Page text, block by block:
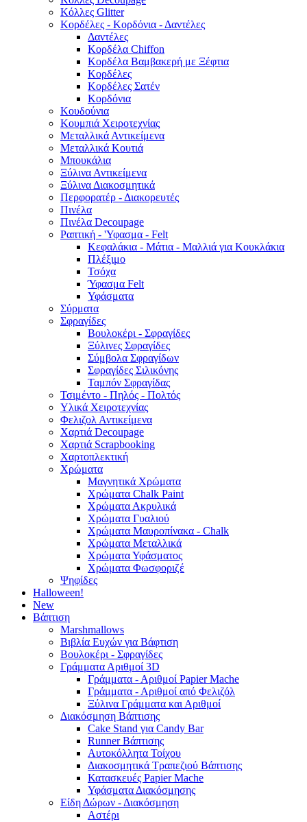
Κόλλες Glitter
Κορδέλες - Κορδόνια - Δαντέλες
Δαντέλες
Κορδέλα Chiffon
Κορδέλα Βαμβακερή με Ξέφτια
Κορδέλες
Κορδέλες Σατέν
Κορδόνια
Κουδούνια
Κουμπιά Χειροτεχνίας
Μεταλλικά Αντικείμενα
Μεταλλικά Κουτιά
Μπουκάλια
Ξύλινα Αντικείμενα
Ξύλινα Διακοσμητικά
Περφορατέρ - Διακορευτές
Πινέλα
Πινέλα Decoupage
Ραπτική - 'Υφασμα - Felt
Κεφαλάκια - Μάτια - Μαλλιά για Κουκλάκια
Πλέξιμο
Τσόχα
Ύφασμα Felt
Υφάσματα
Σύρματα
Σφραγίδες
Βουλοκέρι - Σφραγίδες
Ξύλινες Σφραγίδες
Σύμβολα Σφραγίδων
Σφραγίδες Σιλικόνης
Ταμπόν Σφραγίδας
Τσιμέντο - Πηλός - Πολτός
Υλικά Χειροτεχνίας
Φελιζολ Αντικείμενα
Χαρτιά Decoupage
Χαρτιά Scrapbooking
Χαρτοπλεκτική
Χρώματα
Μαγνητικά Χρώματα
Χρώματα Chalk Paint
Χρώματα Ακρυλικά
Χρώματα Γυαλιού
Χρώματα Μαυροπίνακα - Chalk
Χρώματα Μεταλλικά
Χρώματα Υφάσματος
Χρώματα Φωσφοριζέ
Ψηφίδες
Halloween!
New
Βάπτιση
Marshmallows
Βιβλία Ευχών για Βάφτιση
Βουλοκέρι - Σφραγίδες
Γράμματα Αριθμοί 3D
Γράμματα - Αριθμοί Papier Mache
Γράμματα - Αριθμοί από Φελιζόλ
Ξύλινα Γράμματα και Αριθμοί
Διακόσμηση Βάπτισης
Cake Stand για Candy Bar
Runner Βάπτισης
Αυτοκόλλητα Τοίχου
Διακοσμητικά Τραπεζιού Βάπτισης
Κατασκευές Papier Mache
Υφάσματα Διακόσμησης
Είδη Δώρων - Διακόσμηση
Αστέρι